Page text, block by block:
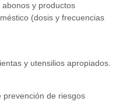
y productos
(dosis y frecuencias
y utensilios apropiados.
prevención de riesgos